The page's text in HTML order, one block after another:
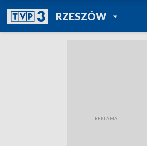
RZESZÓWPOWRÓT DO
TVP REGIONY